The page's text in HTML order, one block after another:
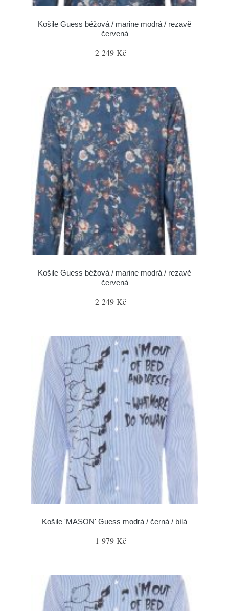
Košile Guess béžová / marine modrá / rezavě
červená
2 249 Kč
Košile Guess béžová / marine modrá / rezavě
červená
2 249 Kč
Košile 'MASON' Guess modrá / černá / bílá
1 979 Kč